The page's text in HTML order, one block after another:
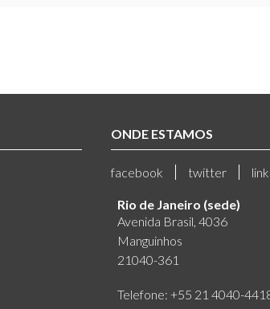
ONDE ESTAMOS
facebook twitter
Rio de Janeiro (sede)
Avenida Brasil, 4036
Manguinhos
21040-361
Telefone: +55 21 4040-